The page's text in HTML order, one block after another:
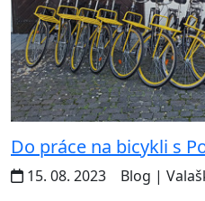
Do práce na bicykli s
15. 08. 2023 Blog |